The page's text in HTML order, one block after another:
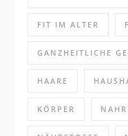
FIT IM ALTER
GANZHEITLICHE
HAARE
KÖRPER